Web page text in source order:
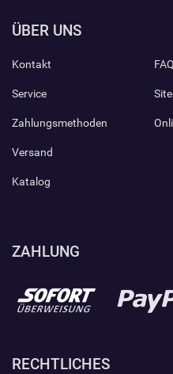
ÜBER UNS
Kontakt
Service
Zahlungsmethoden
Versand
Katalog
ZAHLUNG
RECHTLICHES